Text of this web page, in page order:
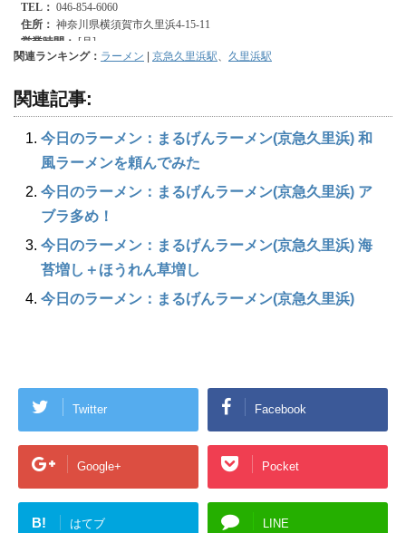
関連ランキング： ラーメン | 京急久里浜駅、 久里浜駅
関連記事:
今日のラーメン：まるげんラーメン(京急久里浜) 和
風ラーメンを頼んでみた
今日のラーメン：まるげんラーメン(京急久里浜) ア
ブラ多め！
今日のラーメン：まるげんラーメン(京急久里浜) 海
苔増し＋ほうれん草増し
今日のラーメン：まるげんラーメン(京急久里浜)
Twitter Facebook
Google+ Pocket
B! はてブ LINE